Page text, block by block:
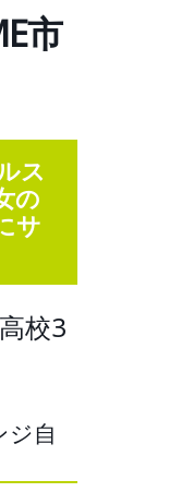
市
ス
の
サ
校3
ジ自